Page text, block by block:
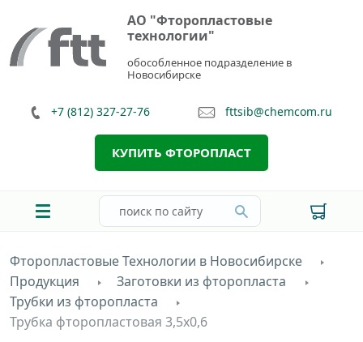
АО "Фторопластовые
технологии"
обособленное подразделение в
Новосибирске
+7 (812) 327-27-76 fttsib@chemcom.ru
КУПИТЬ ФТОРОПЛАСТ
Фторопластовые Технологии в Новосибирске
Продукция
Заготовки из фторопласта
Трубки из фторопласта
Трубка фторопластовая 3,5х0,6